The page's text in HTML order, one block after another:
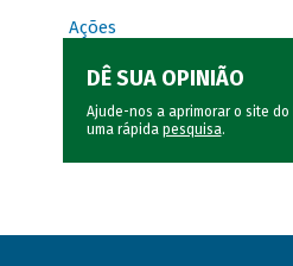
Ações
DÊ SUA OPINIÃO
Ajude-nos a aprimorar o site do
uma rápida pesquisa.